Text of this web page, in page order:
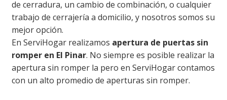
de cerradura, un cambio de combinación, o cualquier
trabajo de cerrajería a domicilio, y nosotros somos su
mejor opción.
En ServiHogar realizamos apertura de puertas sin
romper en El Pinar. No siempre es posible realizar la
apertura sin romper la pero en ServiHogar contamos
con un alto promedio de aperturas sin romper.